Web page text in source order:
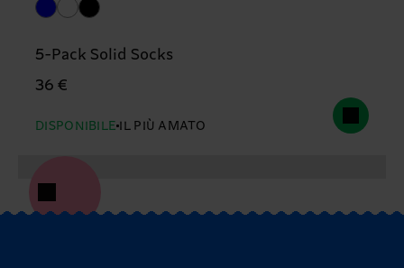
5-Pack Solid Socks
36 €
DISPONIBILE IL PIÙ AMATO